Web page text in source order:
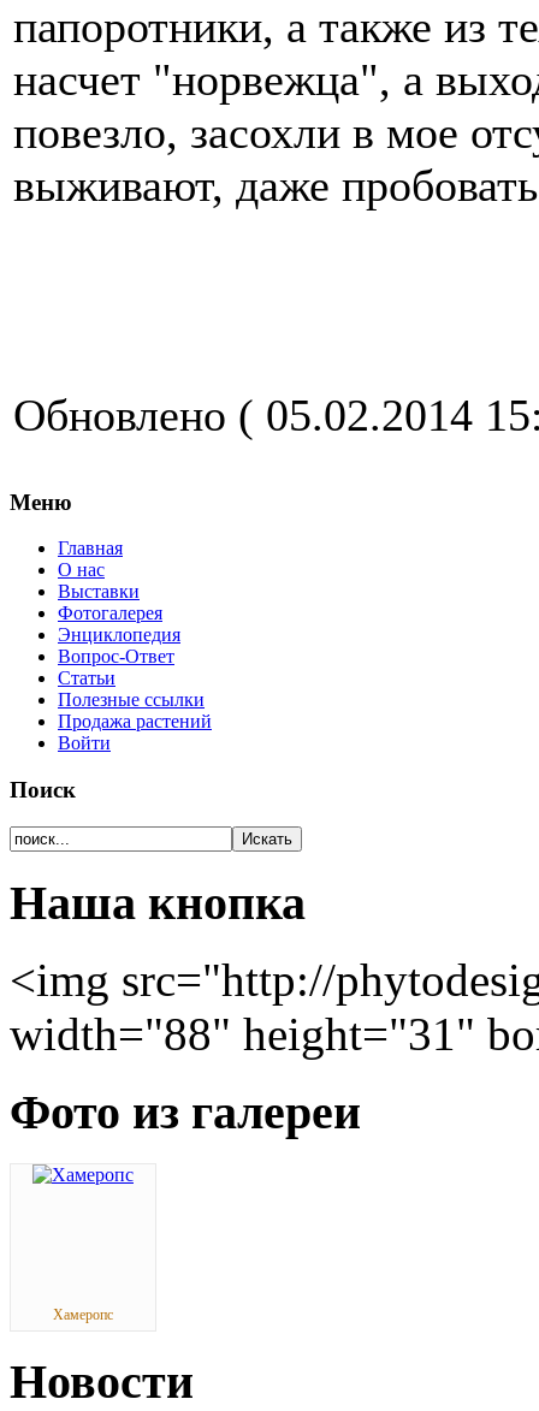
папоротники, а также из
насчет "норвежца", а
повезло, засохли в мое
выживают, даже
Обновлено ( 05.02.2014
Меню
Главная
О нас
Выставки
Фотогалерея
Энциклопедия
Вопрос-Ответ
Статьи
Полезные ссылки
Продажа растений
Войти
Поиск
Наша кнопка
<img src="http://
width="88" height="31"
Фото из галереи
Хамеропс
Новости